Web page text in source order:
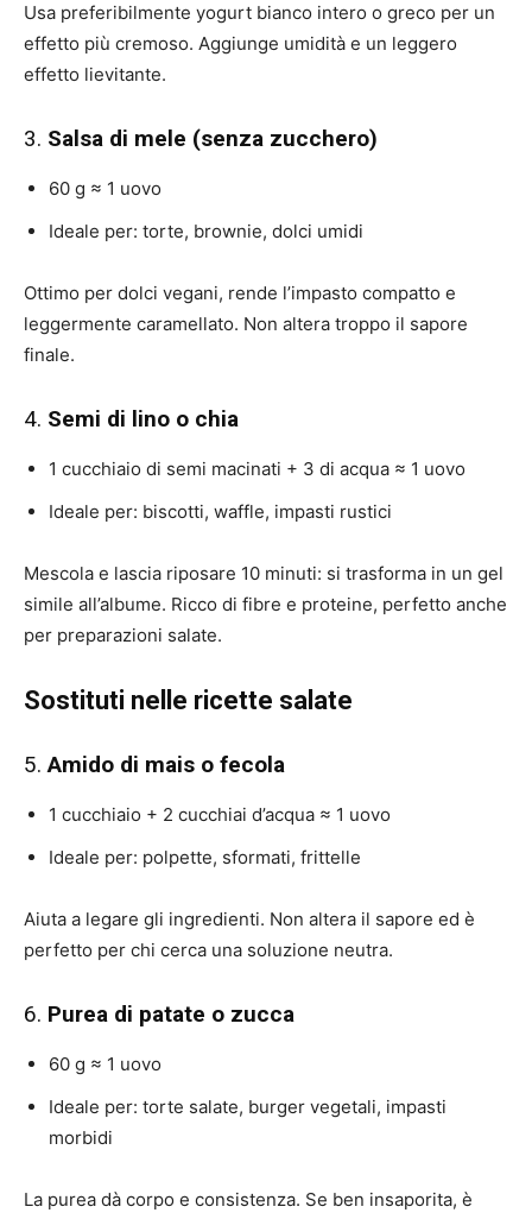
Usa preferibilmente yogurt bianco intero o greco per un
effetto più cremoso. Aggiunge umidità e un leggero
effetto lievitante.
3. Salsa di mele (senza zucchero)
60 g ≈ 1 uovo
Ideale per: torte, brownie, dolci umidi
Ottimo per dolci vegani, rende l’impasto compatto e
leggermente caramellato. Non altera troppo il sapore
finale.
4. Semi di lino o chia
1 cucchiaio di semi macinati + 3 di acqua ≈ 1 uovo
Ideale per: biscotti, waffle, impasti rustici
Mescola e lascia riposare 10 minuti: si trasforma in un gel
simile all’albume. Ricco di fibre e proteine, perfetto anche
per preparazioni salate.
Sostituti nelle ricette salate
5.Amido di mais o fecola
1 cucchiaio + 2 cucchiai d’acqua ≈ 1 uovo
Ideale per: polpette, sformati, frittelle
Aiuta a legare gli ingredienti. Non altera il sapore ed è
perfetto per chi cerca una soluzione neutra.
6. Purea di patate o zucca
60 g ≈ 1 uovo
Ideale per: torte salate, burger vegetali, impasti
morbidi
La purea dà corpo e consistenza. Se ben insaporita, è